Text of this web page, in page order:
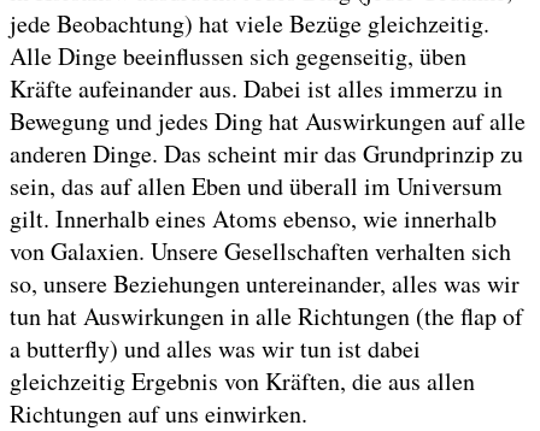
jede Beobachtung) hat viele Bezüge gleichzeitig.
Alle Dinge beeinflussen sich gegenseitig, üben
Kräfte aufeinander aus. Dabei ist alles immerzu in
Bewegung und jedes Ding hat Auswirkungen auf alle
anderen Dinge. Das scheint mir das Grundprinzip zu
sein, das auf allen Eben und überall im Universum
gilt. Innerhalb eines Atoms ebenso, wie innerhalb
von Galaxien. Unsere Gesellschaften verhalten sich
so, unsere Beziehungen untereinander, alles was wir
tun hat Auswirkungen in alle Richtungen (the flap of
a butterfly) und alles was wir tun ist dabei
gleichzeitig Ergebnis von Kräften, die aus allen
Richtungen auf uns einwirken.